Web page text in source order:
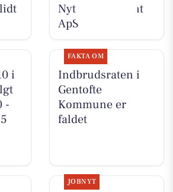
Nyt fra Fairpaint
ApS
i
-
FAKTA OM
Indbrudsraten i
Gentofte
Kommune er
faldet
JOBNYT